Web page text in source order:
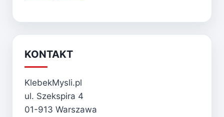
KONTAKT
KlebekMysli.pl
ul. Szekspira 4
01-913 Warszawa